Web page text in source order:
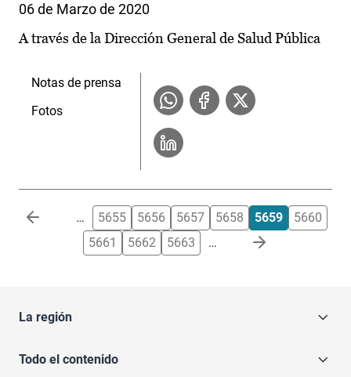
06 de Marzo de 2020
A través de la Dirección General de Salud Pública
Notas de prensa
Fotos
Paginación … 5655 5656 5657 5658 5659
5660
5661
5662 5663 …
La región
Todo el contenido